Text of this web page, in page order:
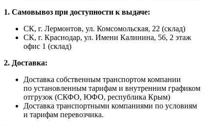
1. Самовывоз при доступности к выдаче:
СК, г. Лермонтов, ул. Комсомольская, 22 (склад)
СК, г. Краснодар, ул. Имени Калинина, 56, 2 этаж
офис 1 (склад)
2. Доставка:
Доставка собственным транспортом компании
по установленным тарифам и внутренним графиком
отгрузок (СКФО, ЮФО, республика Крым)
Доставка транспортными компаниями по условиям
и тарифам перевозчика.